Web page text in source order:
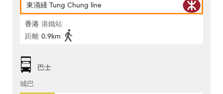
東涌綫 Tung Chung line
香港 港鐵站
距離 0.9km
巴士
城巴